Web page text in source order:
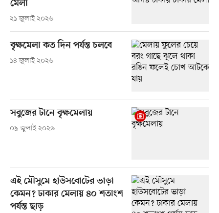
মেলা
২১ জুলাই ২০২৬
বৃক্ষমেলা কত দিন পর্যন্ত চলবে
১৪ জুলাই ২০২৬
সবুজের টানে বৃক্ষমেলায়
০৯ জুলাই ২০২৬
এই মৌসুমে হাউসবোটের ভাড়া
কেমন? ঢাকার মেলায় ৪০ শতাংশ
পর্যন্ত ছাড়